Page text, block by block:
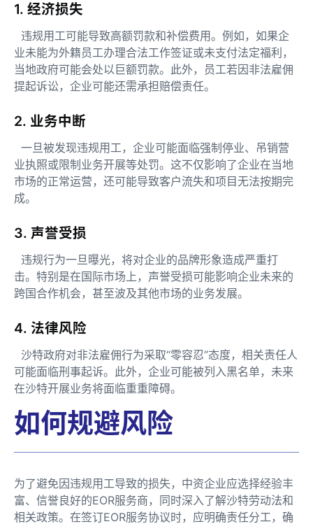
1. 经济损失
违规用工可能导致高额罚款和补偿费用。例如，如果企
业未能为外籍员工办理合法工作签证或未支付法定福利，
当地政府可能会处以巨额罚款。此外，员工若因非法雇佣
提起诉讼，企业可能还需承担赔偿责任。
2. 业务中断
一旦被发现违规用工，企业可能面临强制停业、吊销营
业执照或限制业务开展等处罚。这不仅影响了企业在当地
市场的正常运营，还可能导致客户流失和项目无法按期完
成。
3. 声誉受损
违规行为一旦曝光，将对企业的品牌形象造成严重打
击。特别是在国际市场上，声誉受损可能影响企业未来的
跨国合作机会，甚至波及其他市场的业务发展。
4. 法律风险
沙特政府对非法雇佣行为采取“零容忍”态度，相关责任人
可能面临刑事起诉。此外，企业可能被列入黑名单，未来
在沙特开展业务将面临重重障碍。
如何规避风险
为了避免因违规用工导致的损失，中资企业应选择经验丰
富、信誉良好的EOR服务商，同时深入了解沙特劳动法和
相关政策。在签订EOR服务协议时，应明确责任分工，确